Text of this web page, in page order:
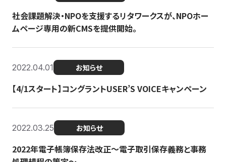
社会課題解決・NPOを支援するリタワークスが、NPOホー
ムページ専用の新CMSを提供開始。
2022.04.01 お知らせ
【4/1スタート】コングラントUSER’S VOICEキャンペーン
2022.03.25 お知らせ
2022年電子帳簿保存法改正～電子取引保存義務と事務